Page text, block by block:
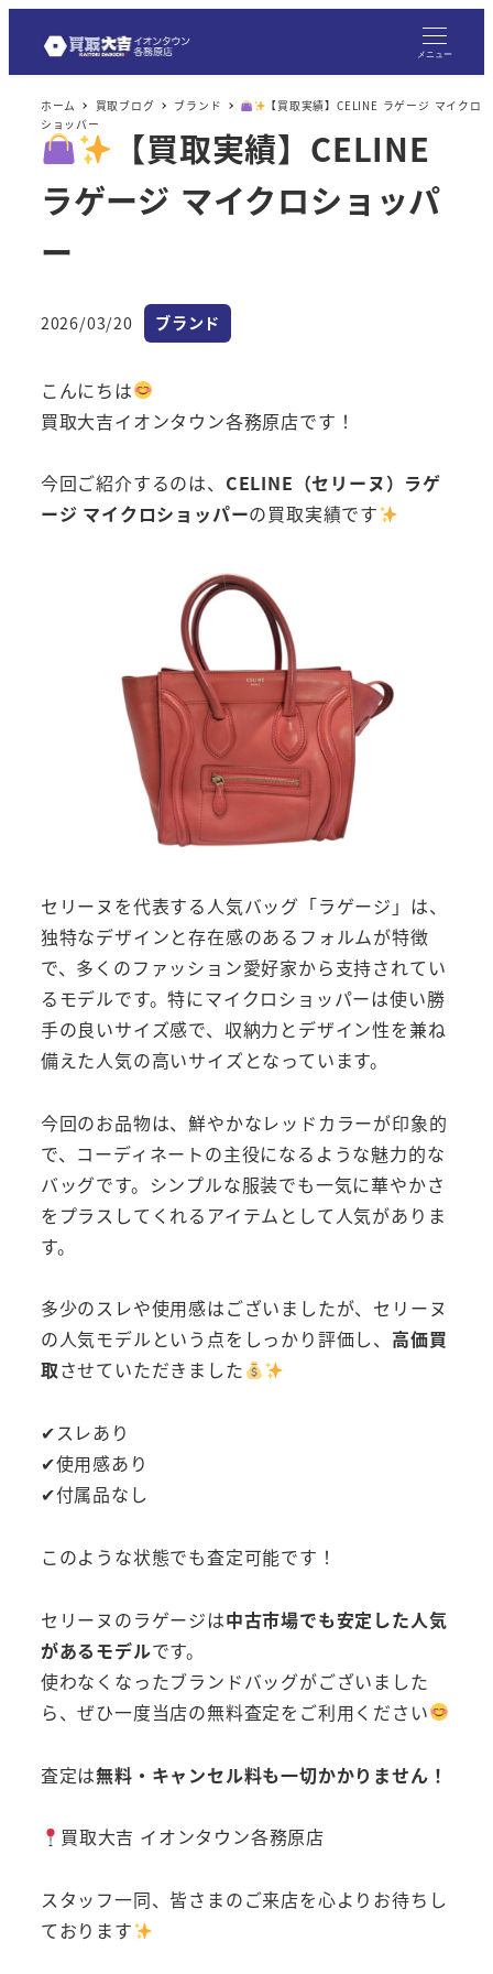
メニュー
ホーム 買取ブログ ブランド
【買取実績】CELINE ラゲージ マイクロ
ショッパー
【買取実績】CELINE
ラゲージ マイクロショッパ
ー
投稿日
2026/03/20 カテゴリー
ブランド
こんにちは
買取大吉イオンタウン各務原店です！
今回ご紹介するのは、 CELINE（セリーヌ）ラゲ
ージ マイクロショッパーの買取実績です
セリーヌを代表する人気バッグ「ラゲージ」は、
独特なデザインと存在感のあるフォルムが特徴
で、多くのファッション愛好家から支持されてい
るモデルです。特にマイクロショッパーは使い勝
手の良いサイズ感で、収納力とデザイン性を兼ね
備えた人気の高いサイズとなっています。
今回のお品物は、鮮やかなレッドカラーが印象的
で、コーディネートの主役になるような魅力的な
バッグです。シンプルな服装でも一気に華やかさ
をプラスしてくれるアイテムとして人気がありま
す。
多少のスレや使用感はございましたが、セリーヌ
の人気モデルという点をしっかり評価し、 高価買
取させていただきました
✔スレあり
✔使用感あり
✔付属品なし
このような状態でも査定可能です！
セリーヌのラゲージは中古市場でも安定した人気
があるモデルです。
使わなくなったブランドバッグがございました
ら、ぜひ一度当店の無料査定をご利用ください
査定は無料・キャンセル料も一切かかりません！
買取大吉 イオンタウン各務原店
スタッフ一同、皆さまのご来店を心よりお待ちし
ております